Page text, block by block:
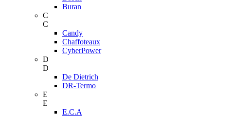
Buran
C
C
Candy
Chaffoteaux
CyberPower
D
D
De Dietrich
DR-Termo
E
E
E.C.A